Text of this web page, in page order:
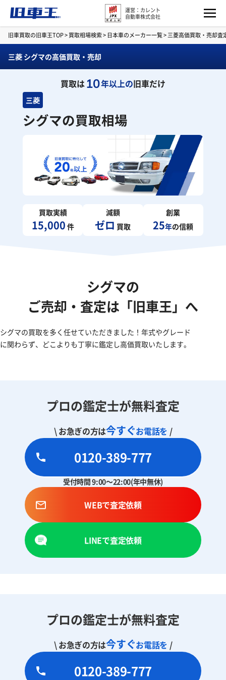
運営：カレント
自動車株式会社
旧車買取の旧車王TOP>買取相場検索> 日本車のメーカー一覧>三菱高価買取・売却査
三菱 シグマの高価買取・売却
買取は10年以上の旧車だけ
三菱
シグマの買取相場
買取実績
15,000 件
減額
ゼロ 買取
創業
25年の信頼
シグマの
ご売却・査定は「旧車王」へ
シグマの買取を多く任せていただきました！年式やグレード
に関わらず、どこよりも丁寧に鑑定し高価買取いたします。
プロの鑑定士が無料査定
\ お急ぎの方は今すぐお電話を /
0120-389-777
受付時間 9:00～22:00(年中無休)
WEBで査定依頼
LINEで査定依頼
プロの鑑定士が無料査定
\ お急ぎの方は今すぐお電話を /
0120-389-777